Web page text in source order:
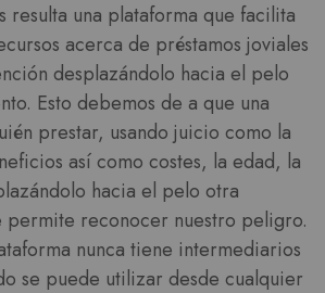
resulta una plataforma que facilita
acerca de préstamos joviales
desplazándolo hacia el pelo
Esto debemos de a que una
prestar, usando juicio como la
así­ como costes, la edad, la
hacia el pelo otra
permite reconocer nuestro peligro.
nunca tiene intermediarios
se puede utilizar desde cualquier